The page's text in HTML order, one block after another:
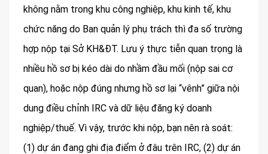
không nằm trong khu công nghiệp, khu kinh tế, khu
chức năng do Ban quản lý phụ trách thì đa số trường
hợp nộp tại Sở KH&ĐT. Lưu ý thực tiễn quan trọng là
nhiều hồ sơ bị kéo dài do nhầm đầu mối (nộp sai cơ
quan), hoặc nộp đúng nhưng hồ sơ lại “vênh” giữa nội
dung điều chỉnh IRC và dữ liệu đăng ký doanh
nghiệp/thuế. Vì vậy, trước khi nộp, bạn nên rà soát:
(1) dự án đang ghi địa điểm ở đâu trên IRC, (2) dự án